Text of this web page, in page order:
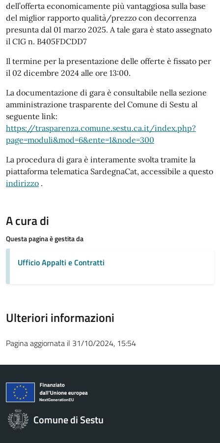
dell’offerta economicamente più vantaggiosa sulla base
del miglior rapporto qualità/prezzo con decorrenza
presunta dal 01 marzo 2025. A tale gara è stato assegnato
il CIG n. B405FDCDD7
Il termine per la presentazione delle offerte è fissato per
il 02 dicembre 2024 alle ore 13:00.
La documentazione di gara è consultabile nella sezione
amministrazione trasparente del Comune di Sestu al
seguente link:
https://trasparenza.comune.sestu.ca.it/index.php?
page=moduli&mod=6&ente=1&node=300
La procedura di gara è interamente svolta tramite la
piattaforma telematica SardegnaCat, accessibile a questo
indirizzo .
A cura di
Questa pagina è gestita da
Ufficio Appalti e Contratti
Ulteriori informazioni
Pagina aggiornata il 31/10/2024, 15:54
Comune di Sestu